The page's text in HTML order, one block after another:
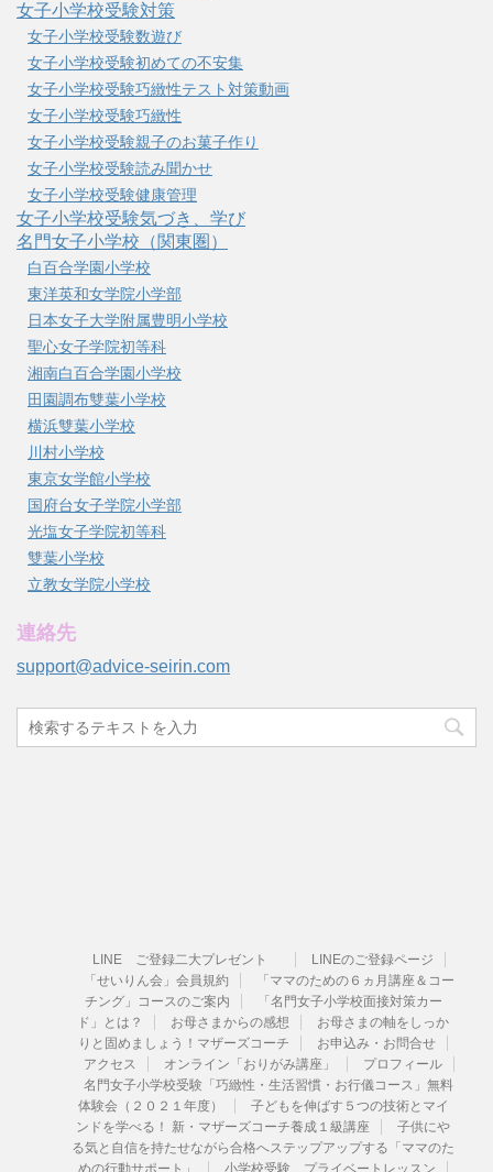
女子小学校受験対策
女子小学校受験数遊び
女子小学校受験初めての不安集
女子小学校受験巧緻性テスト対策動画
女子小学校受験巧緻性
女子小学校受験親子のお菓子作り
女子小学校受験読み聞かせ
女子小学校受験健康管理
女子小学校受験気づき、学び
名門女子小学校（関東圏）
白百合学園小学校
東洋英和女学院小学部
日本女子大学附属豊明小学校
聖心女子学院初等科
湘南白百合学園小学校
田園調布雙葉小学校
横浜雙葉小学校
川村小学校
東京女学館小学校
国府台女子学院小学部
光塩女子学院初等科
雙葉小学校
立教女学院小学校
連絡先
support@advice-seirin.com
LINE ご登録二大プレゼント
LINEのご登録ページ
「せいりん会」会員規約
「ママのための６ヵ月講座＆コー
チング」コースのご案内
「名門女子小学校面接対策カー
ド」とは？
お母さまからの感想
お母さまの軸をしっか
りと固めましょう！マザーズコーチ
お申込み・お問合せ
アクセス
オンライン「おりがみ講座」
プロフィール
名門女子小学校受験「巧緻性・生活習慣・お行儀コース」無料
体験会（２０２１年度）
子どもを伸ばす５つの技術とマイ
ンドを学べる！ 新・マザーズコーチ養成１級講座
子供にや
る気と自信を持たせながら合格へステップアップする「ママのた
めの行動サポート」
小学校受験 プライベートレッスン